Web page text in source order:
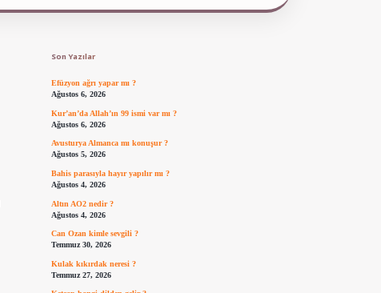
Son Yazılar
Efüzyon ağrı yapar mı ?
Ağustos 6, 2026
Kur’an’da Allah’ın 99 ismi var mı ?
Ağustos 6, 2026
Avusturya Almanca mı konuşur ?
Ağustos 5, 2026
Bahis parasıyla hayır yapılır mı ?
Ağustos 4, 2026
Altın AO2 nedir ?
Ağustos 4, 2026
Can Ozan kimle sevgili ?
Temmuz 30, 2026
Kulak kıkırdak neresi ?
Temmuz 27, 2026